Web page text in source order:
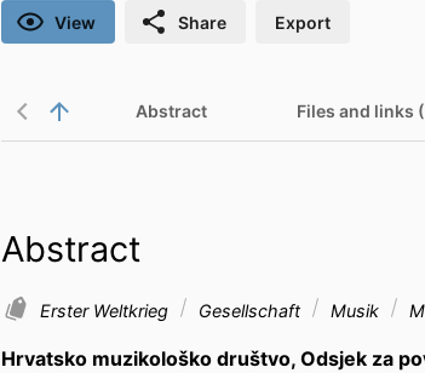
View Share Export
Abstract Files and links
Abstract
Erster Weltkrieg Gesellschaft Musik
Hrvatsko muzikološko društvo, Odsjek za